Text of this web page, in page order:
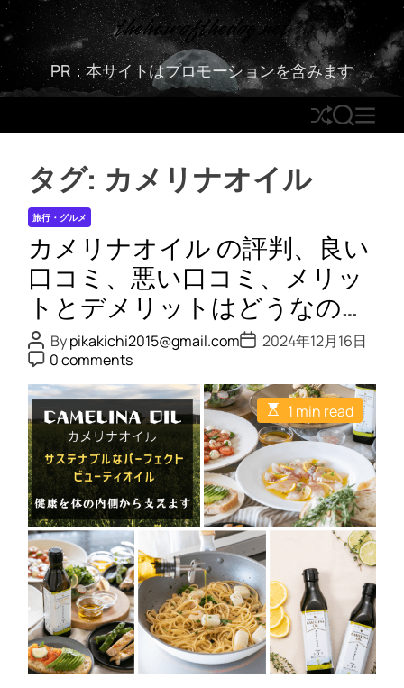
S
k
t
c
thehairofthedog.net
PR：本サイトはプロモーションを含みます
S
h
ff
S
E
M
E
タグ: カメリナオイル
旅行・グルメ
カメリナオイル の評判、良い
口コミ、悪い口コミ、メリッ
トとデメリットはどうなの？
【徹底解説】
P
o
s
t
A
u
t
h
o
r
Bypikakichi2015@gmail.comP
o
t
D
a
t
e
2024年12月16日
P
o
s
t
C
o
m
m
e
n
t
0 comments
E
s
t
i
m
a
t
e
d
r
e
a
d
t
i
m
e
1 min read